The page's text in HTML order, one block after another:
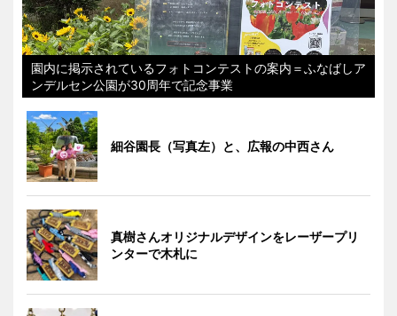
園内に掲示されているフォトコンテストの案内＝ふなばしア
ンデルセン公園が30周年で記念事業
細谷園長（写真左）と、広報の中西さん
真樹さんオリジナルデザインをレーザープリ
ンターで木札に